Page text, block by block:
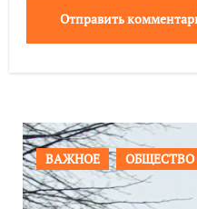
ПРОИСШЕСТВИЯ